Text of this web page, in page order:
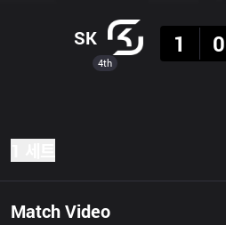
4th
SK
1
0
Match Video